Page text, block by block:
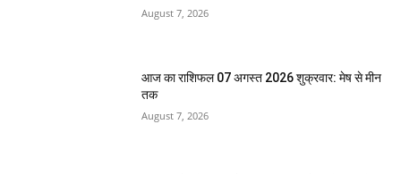
August 7, 2026
आज का राशिफल 07 अगस्त 2026 शुक्रवार: मेष से मीन
तक
August 7, 2026